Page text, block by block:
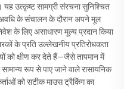
उत्कृष्ट सामग्री संरचना सुनिश्चित
के संचालन के दौरान अपने मूल
के लिए असाधारण मूल्य प्रदान किया
के प्रति उल्लेखनीय प्रतिरोधकता
को क्षीण कर देते हैं—जैसे तापमान में
रूप से पाए जाने वाले रासायनिक
को सटीक माउस ट्रैकिंग का